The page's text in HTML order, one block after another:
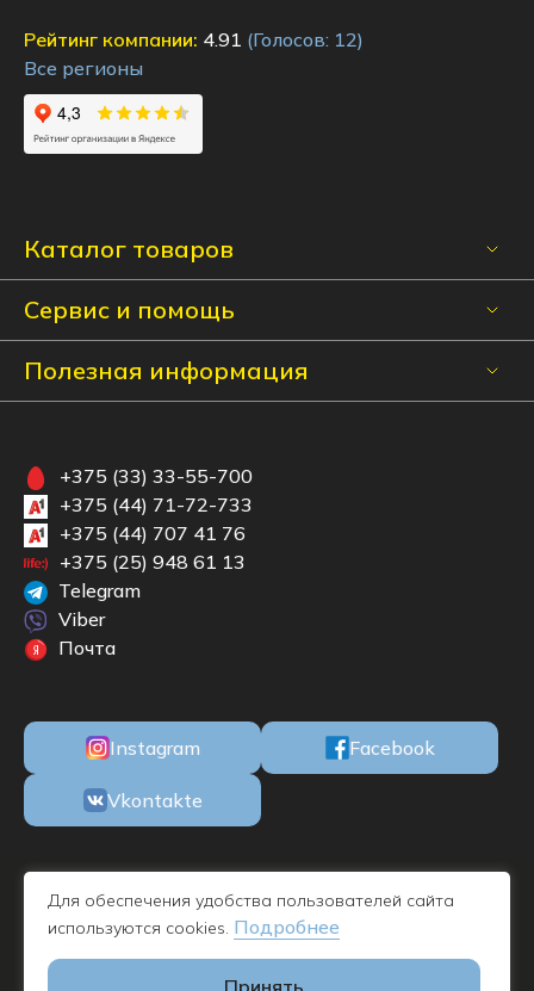
Каталог товаров
Сервис и помощь
Полезная информация
Рейтинг компании: 4.91 (Голосов: 12)
Все регионы
+375 (33) 33-55-700
+375 (44) 71-72-733
+375 (44) 707 41 76
+375 (25) 948 61 13
Telegram
Viber
Почта
Instagram Facebook
Vkontakte
Для обеспечения удобства пользователей сайта
используются cookies. Подробнее
Принять
ООО «БКМЕБЕЛЬ» Республика Беларусь, 220100, г. Минск, ул. М.
Богдановича, 78, пом. 1Н офис 11, УНП 192732019 - дата